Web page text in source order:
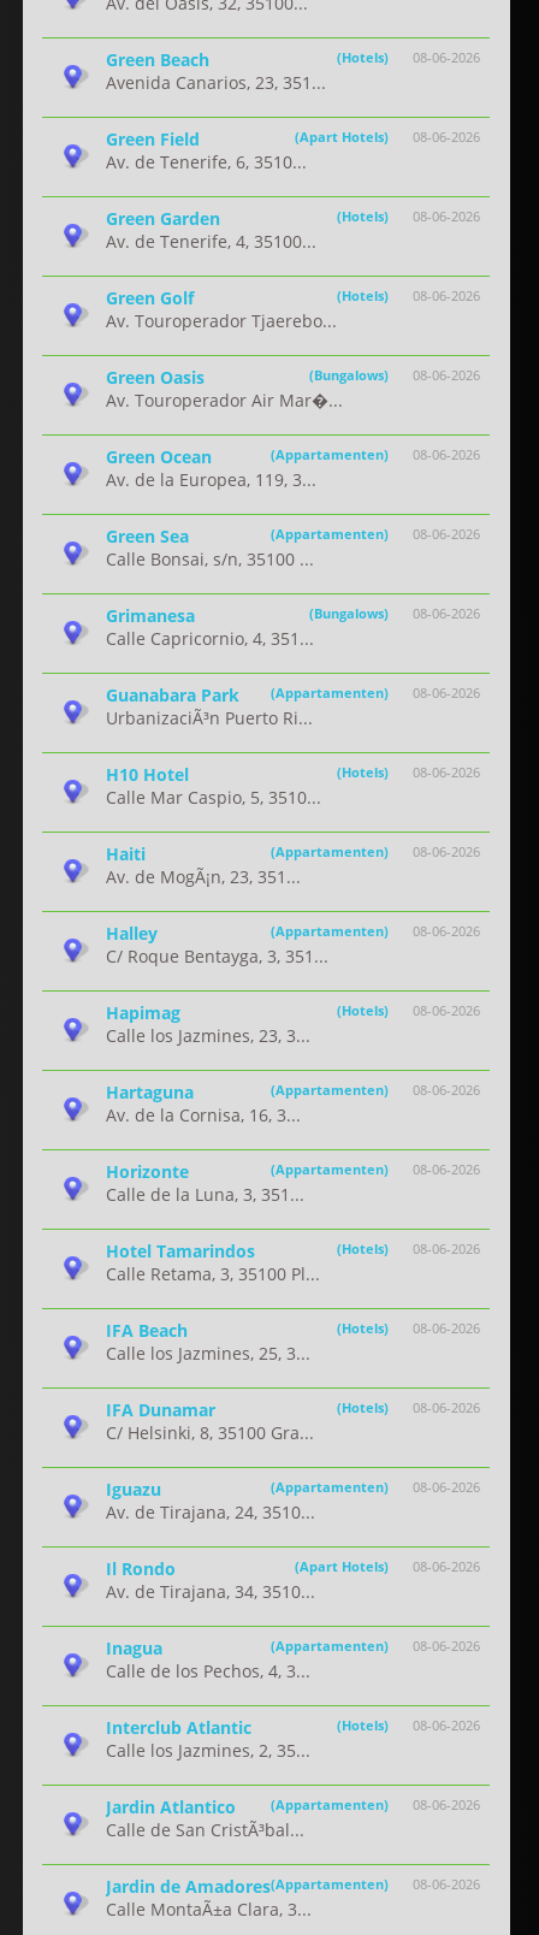
08-06-2026
Green Beach (Hotels)
Avenida Canarios, 23, 351...
08-06-2026
Green Field (Apart Hotels)
Av. de Tenerife, 6, 3510...
08-06-2026
Green Garden (Hotels)
Av. de Tenerife, 4, 35100...
08-06-2026
Green Golf (Hotels)
Av. Touroperador Tjaerebo...
08-06-2026
Green Oasis (Bungalows)
Av. Touroperador Air Mar�...
08-06-2026
Green Ocean (Appartamenten)
Av. de la Europea, 119, 3...
08-06-2026
Green Sea (Appartamenten)
Calle Bonsai, s/n, 35100 ...
08-06-2026
Grimanesa (Bungalows)
Calle Capricornio, 4, 351...
08-06-2026
Guanabara Park (Appartamenten)
UrbanizaciÃ³n Puerto Ri...
08-06-2026
H10 Hotel (Hotels)
Calle Mar Caspio, 5, 3510...
08-06-2026
Haiti (Appartamenten)
Av. de MogÃ¡n, 23, 351...
08-06-2026
Halley (Appartamenten)
C/ Roque Bentayga, 3, 351...
08-06-2026
Hapimag (Hotels)
Calle los Jazmines, 23, 3...
08-06-2026
Hartaguna (Appartamenten)
Av. de la Cornisa, 16, 3...
08-06-2026
Horizonte (Appartamenten)
Calle de la Luna, 3, 351...
08-06-2026
Hotel Tamarindos (Hotels)
Calle Retama, 3, 35100 Pl...
08-06-2026
IFA Beach (Hotels)
Calle los Jazmines, 25, 3...
08-06-2026
IFA Dunamar (Hotels)
C/ Helsinki, 8, 35100 Gra...
08-06-2026
Iguazu (Appartamenten)
Av. de Tirajana, 24, 3510...
08-06-2026
Il Rondo (Apart Hotels)
Av. de Tirajana, 34, 3510...
08-06-2026
Inagua (Appartamenten)
Calle de los Pechos, 4, 3...
08-06-2026
Interclub Atlantic (Hotels)
Calle los Jazmines, 2, 35...
08-06-2026
Jardin Atlantico (Appartamenten)
Calle de San CristÃ³bal...
08-06-2026
Jardin de Amadores(Appartamenten)
Calle MontaÃ±a Clara, 3...